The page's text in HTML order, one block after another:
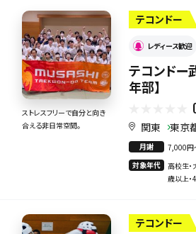
ストレスフリーで自分と向き
合える非日常空間。
テコンドー
レディース歓迎
テコンドー
年部】
関東 東京
月謝
7,000円
対象年代
高校生・
歳以上
テコンドー